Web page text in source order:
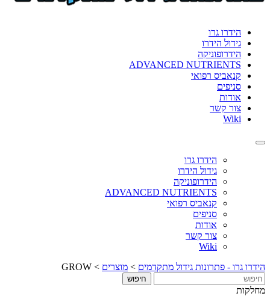
הידרו גרו
גידול הידרו
הידרופוניקה
ADVANCED NUTRIENTS
קנאביס רפואי
סניפים
אודות
צור קשר
Wiki
Toggle
הידרו גרו
גידול הידרו
הידרופוניקה
ADVANCED NUTRIENTS
קנאביס רפואי
סניפים
אודות
צור קשר
Wiki
הידרו גרו - פתרונות גידול מתקדמים > מוצרים >
GROW
מחלקות
format_underlined הוסף קו תחתון לקישורים
את
כל